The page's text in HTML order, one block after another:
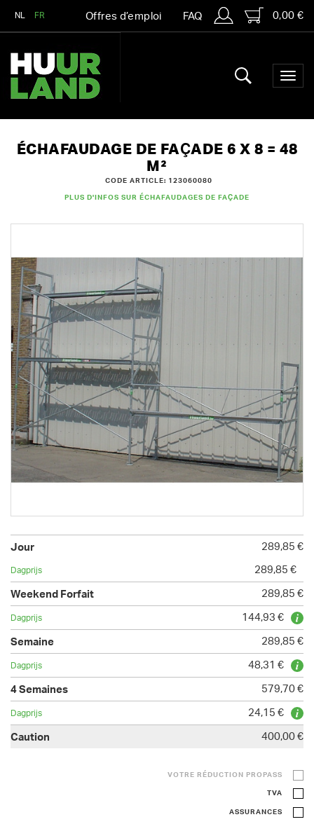
NL FR Offres d’emploi FAQ 0,00 €
ÉCHAFAUDAGE DE FAÇADE 6 X 8 = 48
M²
CODE ARTICLE: 123060080
PLUS D'INFOS SUR ÉCHAFAUDAGES DE FAÇADE
289,85 €
289,85 €
289,85 €
144,93 €
289,85 €
48,31 €
579,70 €
24,15 €
400,00 €
VOTRE RÉDUCTION PROPASS
TVA
ASSURANCES